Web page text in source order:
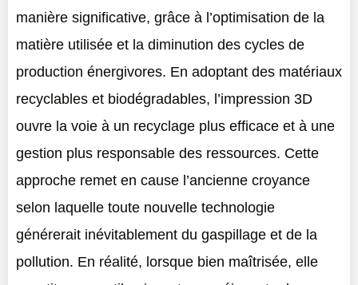
manière significative, grâce à l’optimisation de la
matière utilisée et la diminution des cycles de
production énergivores. En adoptant des matériaux
recyclables et biodégradables, l’impression 3D
ouvre la voie à un recyclage plus efficace et à une
gestion plus responsable des ressources. Cette
approche remet en cause l’ancienne croyance
selon laquelle toute nouvelle technologie
générerait inévitablement du gaspillage et de la
pollution. En réalité, lorsque bien maîtrisée, elle